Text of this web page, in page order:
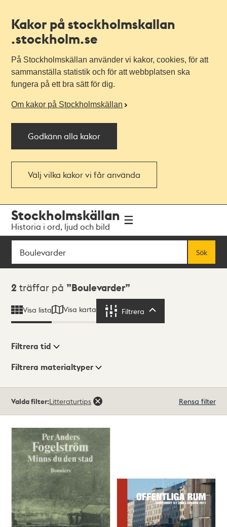
Kakor på stockholmskallan
.stockholm.se
På Stockholmskällan använder vi kakor, cookies, för att
sammanställa statistik och för att webbplatsen ska
fungera på ett bra sätt för dig.
Om kakor på Stockholmskällan
Godkänn alla kakor
Välj vilka kakor vi får använda
navigationen
huvudinnehållet
Stockholmskällan
Historia i ord, ljud och bild
Sök
Sök
Sökresultat
2 träffar på Boulevarder
Visa lista Visa karta Filtrera
Visningsläge
Filtrera tid
Filtrera materialtyper
träffar
Valda filter:Litteraturtips Rensa filter